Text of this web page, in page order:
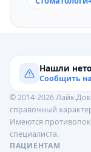
Нашли
Сообщить
© 2014-2026
справочный
Имеются
специалиста.
ПАЦИЕНТАМ